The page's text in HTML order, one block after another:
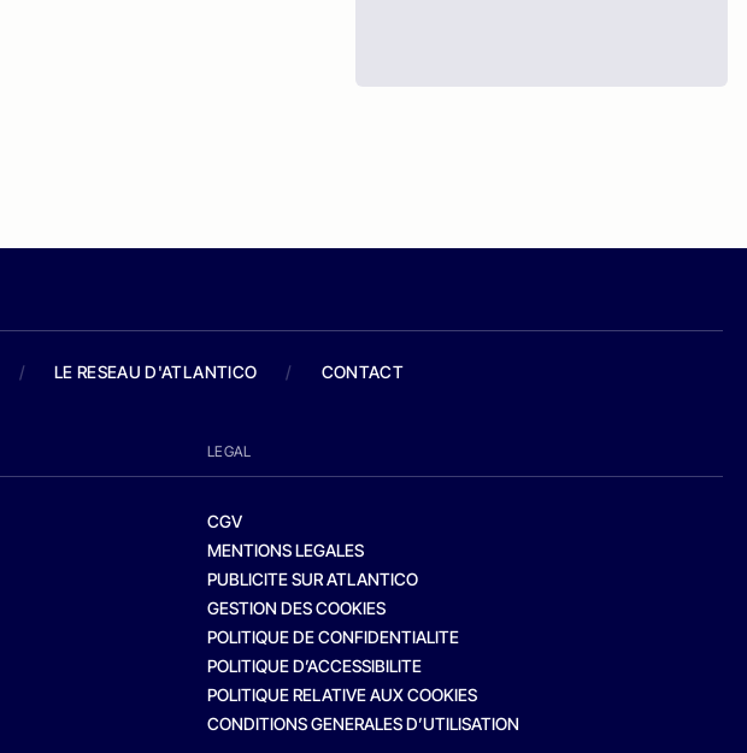
/ LE RESEAU D'ATLANTICO / CONTACT
LEGAL
CGV
MENTIONS LEGALES
PUBLICITE SUR ATLANTICO
GESTION DES COOKIES
POLITIQUE DE CONFIDENTIALITE
POLITIQUE D’ACCESSIBILITE
POLITIQUE RELATIVE AUX COOKIES
CONDITIONS GENERALES D’UTILISATION